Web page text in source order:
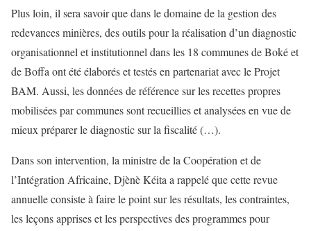
Plus loin, il sera savoir que dans le domaine de la gestion des
redevances minières, des outils pour la réalisation d’un diagnostic
organisationnel et institutionnel dans les 18 communes de Boké et
de Boffa ont été élaborés et testés en partenariat avec le Projet
BAM. Aussi, les données de référence sur les recettes propres
mobilisées par communes sont recueillies et analysées en vue de
mieux préparer le diagnostic sur la fiscalité (…).
Dans son intervention, la ministre de la Coopération et de
l’Intégration Africaine, Djènè Kéita a rappelé que cette revue
annuelle consiste à faire le point sur les résultats, les contraintes,
les leçons apprises et les perspectives des programmes pour